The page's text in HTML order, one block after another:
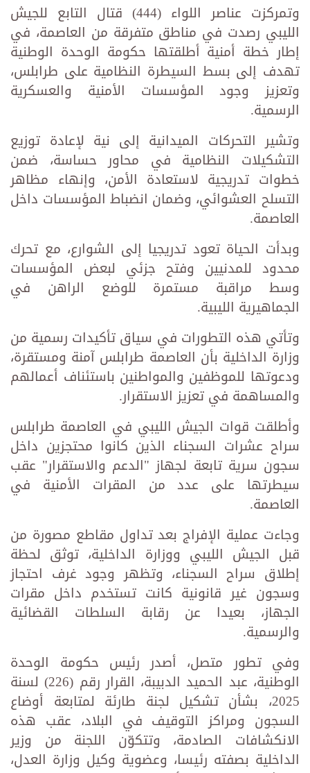
وتمركزت عناصر اللواء (444) قتال التابع للجيش
الليبي رصدت في مناطق متفرقة من العاصمة، في
إطار خطة أمنية أطلقتها حكومة الوحدة الوطنية
تهدف إلى بسط السيطرة النظامية على طرابلس،
وتعزيز وجود المؤسسات الأمنية والعسكرية
الرسمية.
وتشير التحركات الميدانية إلى نية لإعادة توزيع
التشكيلات النظامية في محاور حساسة، ضمن
خطوات تدريجية لاستعادة الأمن، وإنهاء مظاهر
التسلح العشوائي، وضمان انضباط المؤسسات داخل
العاصمة.
وبدأت الحياة تعود تدريجيا إلى الشوارع، مع تحرك
محدود للمدنيين وفتح جزئي لبعض المؤسسات
وسط مراقبة مستمرة للوضع الراهن في
الجماهيرية الليبية.
وتأتي هذه التطورات في سياق تأكيدات رسمية من
وزارة الداخلية بأن العاصمة طرابلس آمنة ومستقرة،
ودعوتها للموظفين والمواطنين باستئناف أعمالهم
والمساهمة في تعزيز الاستقرار.
وأطلقت قوات الجيش الليبي في العاصمة طرابلس
سراح عشرات السجناء الذين كانوا محتجزين داخل
سجون سرية تابعة لجهاز "الدعم والاستقرار" عقب
سيطرتها على عدد من المقرات الأمنية في
العاصمة.
وجاءت عملية الإفراج بعد تداول مقاطع مصورة من
قبل الجيش الليبي ووزارة الداخلية، توثق لحظة
إطلاق سراح السجناء، وتظهر وجود غرف احتجاز
وسجون غير قانونية كانت تستخدم داخل مقرات
الجهاز، بعيدا عن رقابة السلطات القضائية
والرسمية.
وفي تطور متصل، أصدر رئيس حكومة الوحدة
الوطنية، عبد الحميد الدبيبة، القرار رقم (226) لسنة
2025، بشأن تشكيل لجنة طارئة لمتابعة أوضاع
السجون ومراكز التوقيف في البلاد، عقب هذه
الانكشافات الصادمة، وتتكوّن اللجنة من وزير
الداخلية بصفته رئيسا، وعضوية وكيل وزارة العدل،